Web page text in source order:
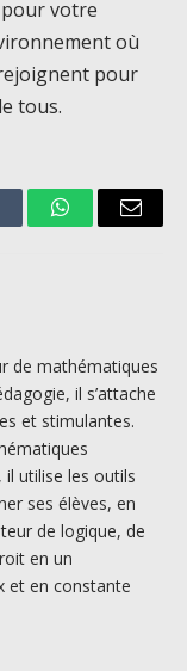
votre
où
pour
tous.
WhatsAppEmail
de mathématiques
il s’attache
et stimulantes.
il utilise les outils
ses élèves, en
de logique, de
en un
et en constante